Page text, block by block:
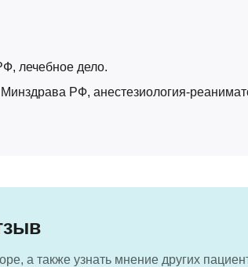
лечебное дело.
РФ, анестезиология-
а также узнать мнение других